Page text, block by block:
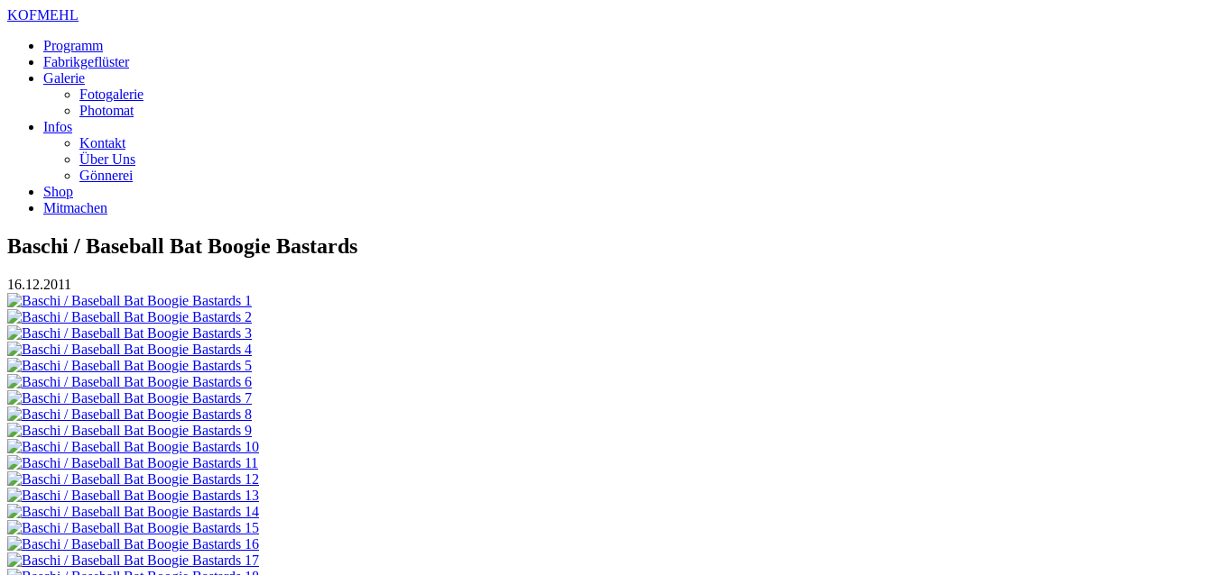
KOFMEHL
Programm
Fabrikgeflüster
Galerie
Fotogalerie
Photomat
Infos
Kontakt
Über Uns
Gönnerei
Shop
Mitmachen
Baschi / Baseball Bat Boogie Bastards
16.12.2011